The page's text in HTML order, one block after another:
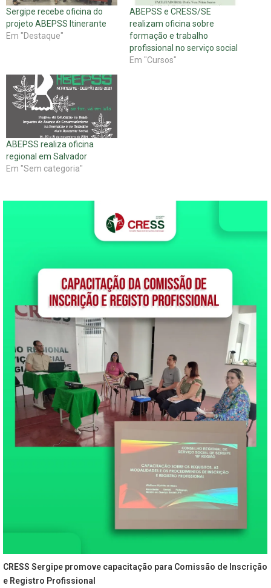
Sergipe recebe oficina do
projeto ABEPSS Itinerante
Em "Destaque"
ABEPSS e CRESS/SE
realizam oficina sobre
formação e trabalho
profissional no serviço social
Em "Cursos"
ABEPSS realiza oficina
regional em Salvador
Em "Sem categoria"
CRESS Sergipe promove capacitação para Comissão de Inscrição
e Registro Profissional